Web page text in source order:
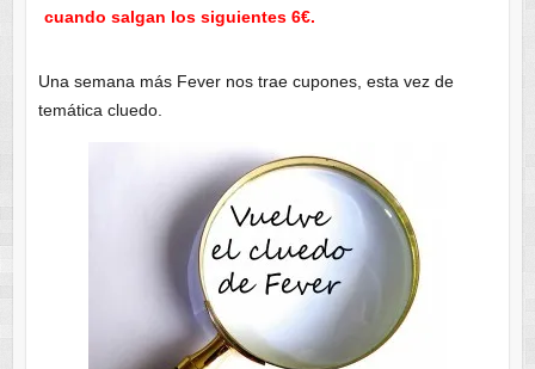
cuando salgan los siguientes 6€.
Una semana más Fever nos trae cupones, esta vez de
temática cluedo.